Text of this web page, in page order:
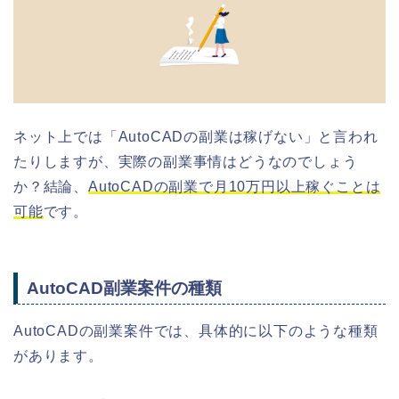
ネット上では「AutoCADの副業は稼げない」と言われ
たりしますが、実際の副業事情はどうなのでしょう
か？結論、 AutoCADの副業で月10万円以上稼ぐことは
可能です。
AutoCAD副業案件の種類
AutoCADの副業案件では、具体的に以下のような種類
があります。